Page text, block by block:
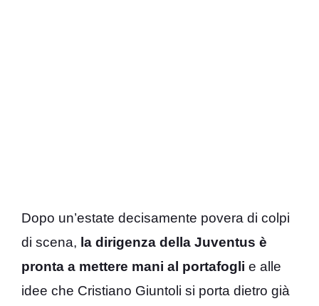
Dopo un’estate decisamente povera di colpi
di scena, la dirigenza della Juventus è
pronta a mettere mani al portafogli e alle
idee che Cristiano Giuntoli si porta dietro già